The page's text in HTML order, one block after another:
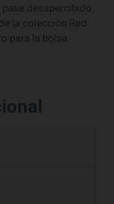
desapercibido.
la colección Red
para la bolsa